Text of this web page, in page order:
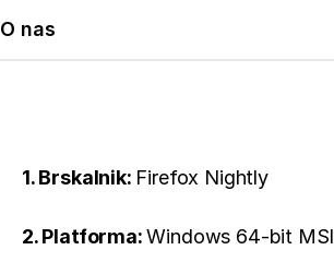
O nas
1. Brskalnik: Firefox Nightly
2. Platforma:Windows 64-bit MSI